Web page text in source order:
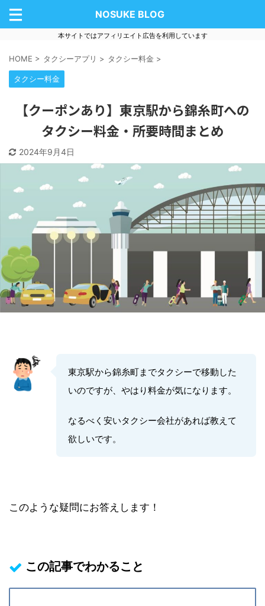
NOSUKE BLOG
本サイトではアフィリエイト広告を利用しています
HOME > タクシーアプリ > タクシー料金 >
タクシー料金
【クーポンあり】東京駅から錦糸町への
タクシー料金・所要時間まとめ
2024年9月4日
東京駅から錦糸町までタクシーで移動した
いのですが、やはり料金が気になります。
なるべく安いタクシー会社があれば教えて
欲しいです。
このような疑問にお答えします！
この記事でわかること